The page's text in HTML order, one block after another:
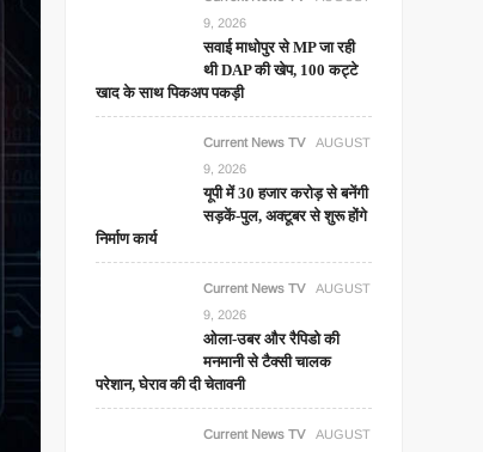
9, 2026
सवाई माधोपुर से MP जा रही
थी DAP की खेप, 100 कट्टे
खाद के साथ पिकअप पकड़ी
Current News TV
AUGUST
9, 2026
यूपी में 30 हजार करोड़ से बनेंगी
सड़कें-पुल, अक्टूबर से शुरू होंगे
निर्माण कार्य
Current News TV
AUGUST
9, 2026
ओला-उबर और रैपिडो की
मनमानी से टैक्सी चालक
परेशान, घेराव की दी चेतावनी
Current News TV
AUGUST